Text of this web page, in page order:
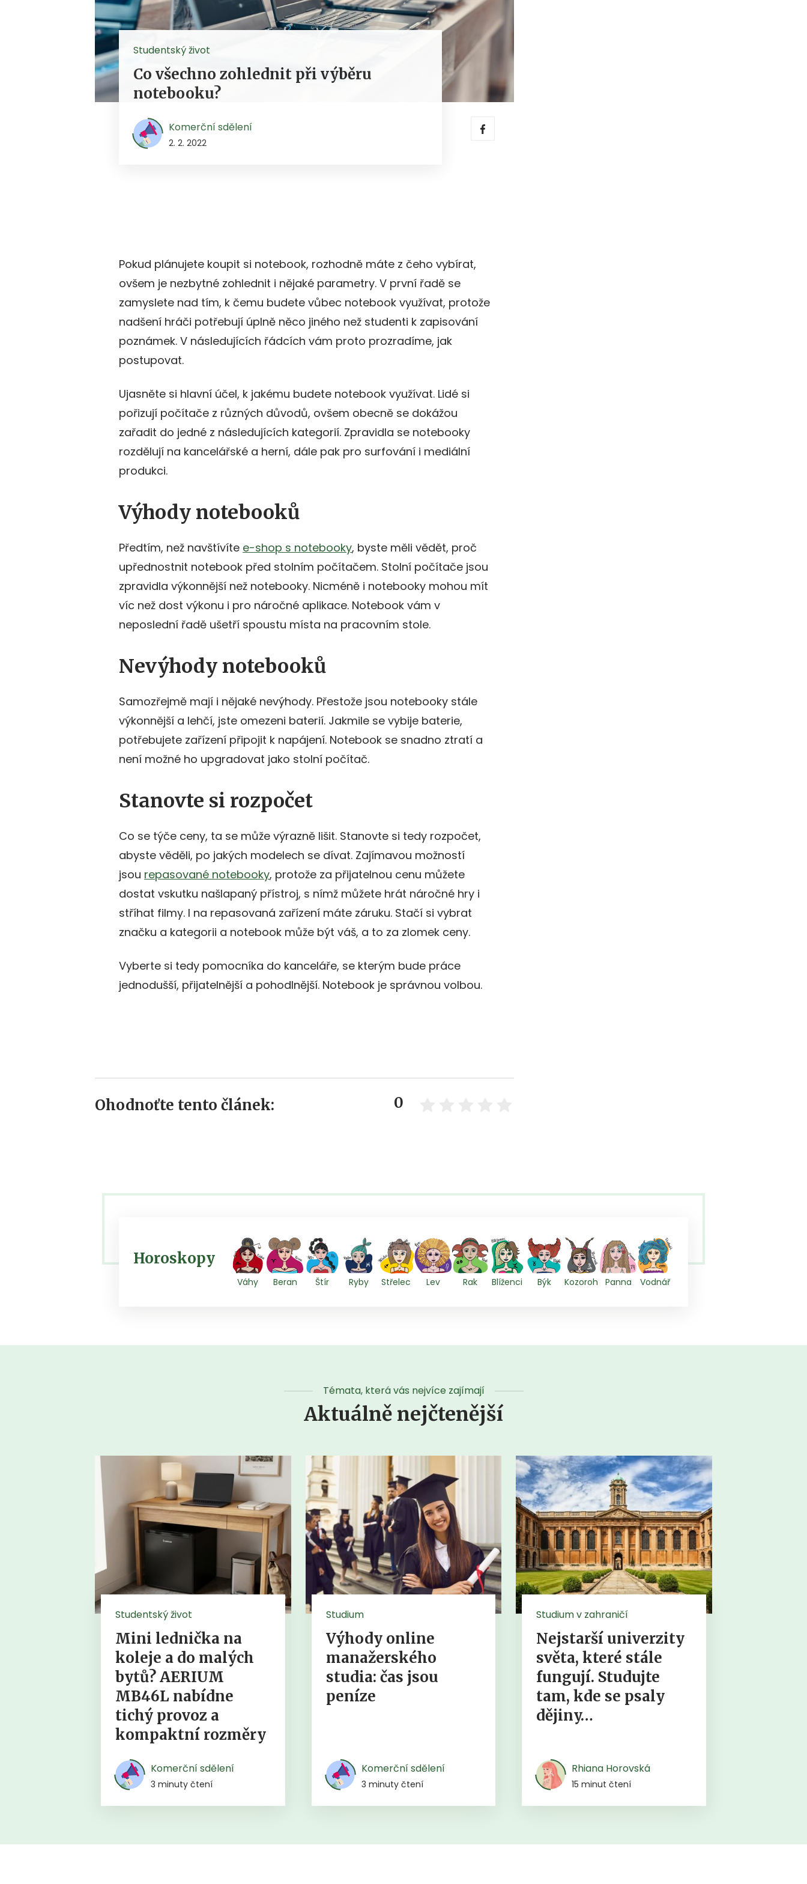
Studentský život
Co všechno zohlednit při výběru
notebooku?
Komerční sdělení
2. 2. 2022
Pokud plánujete koupit si notebook, rozhodně máte z čeho vybírat,
ovšem je nezbytné zohlednit i nějaké parametry. V první řadě se
zamyslete nad tím, k čemu budete vůbec notebook využívat, protože
nadšení hráči potřebují úplně něco jiného než studenti k zapisování
poznámek. V následujících řádcích vám proto prozradíme, jak
postupovat.
Ujasněte si hlavní účel, k jakému budete notebook využívat. Lidé si
pořizují počítače z různých důvodů, ovšem obecně se dokážou
zařadit do jedné z následujících kategorií. Zpravidla se notebooky
rozdělují na kancelářské a herní, dále pak pro surfování i mediální
produkci.
Výhody notebooků
Předtím, než navštívíte e-shop s notebooky, byste měli vědět, proč
upřednostnit notebook před stolním počítačem. Stolní počítače jsou
zpravidla výkonnější než notebooky. Nicméně i notebooky mohou mít
víc než dost výkonu i pro náročné aplikace. Notebook vám v
neposlední řadě ušetří spoustu místa na pracovním stole.
Nevýhody notebooků
Samozřejmě mají i nějaké nevýhody. Přestože jsou notebooky stále
výkonnější a lehčí, jste omezeni baterií. Jakmile se vybije baterie,
potřebujete zařízení připojit k napájení. Notebook se snadno ztratí a
není možné ho upgradovat jako stolní počítač.
Stanovte si rozpočet
Co se týče ceny, ta se může výrazně lišit. Stanovte si tedy rozpočet,
abyste věděli, po jakých modelech se dívat. Zajímavou možností
jsou repasované notebooky, protože za přijatelnou cenu můžete
dostat vskutku našlapaný přístroj, s nímž můžete hrát náročné hry i
stříhat filmy. I na repasovaná zařízení máte záruku. Stačí si vybrat
značku a kategorii a notebook může být váš, a to za zlomek ceny.
Vyberte si tedy pomocníka do kanceláře, se kterým bude práce
jednodušší, přijatelnější a pohodlnější. Notebook je správnou volbou.
Ohodnoťte tento článek: 0
Horoskopy
Váhy Beran Štír Ryby Střelec Lev Rak Blíženci Býk Kozoroh Panna Vodnář
Témata, která vás nejvíce zajímají
Aktuálně nejčtenější
Studentský život
Mini lednička na
koleje a do malých
bytů? AERIUM
MB46L nabídne
tichý provoz a
kompaktní rozměry
Komerční sdělení
3 minuty čtení
Studium
Výhody online
manažerského
studia: čas jsou
peníze
Komerční sdělení
3 minuty čtení
Studium v zahraničí
Nejstarší univerzity
světa, které stále
fungují. Studujte
tam, kde se psaly
dějiny…
Rhiana Horovská
15 minut čtení